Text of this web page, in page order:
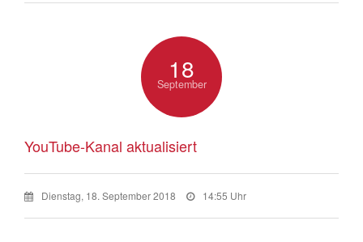
18
September
YouTube-Kanal aktualisiert
Dienstag, 18. September 2018 14:55 Uhr